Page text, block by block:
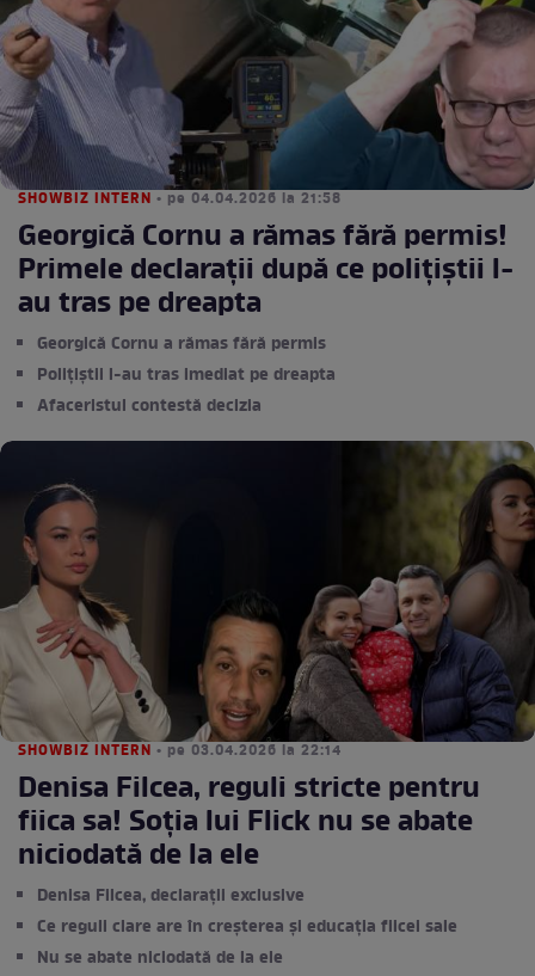
SHOWBIZ INTERN • pe 04.04.2026 la 21:58
Georgică Cornu a rămas fără permis!
Primele declarații după ce polițiștii l-
au tras pe dreapta
Georgică Cornu a rămas fără permis
Polițiștii l-au tras imediat pe dreapta
Afaceristul contestă decizia
SHOWBIZ INTERN • pe 03.04.2026 la 22:14
Denisa Filcea, reguli stricte pentru
fiica sa! Soția lui Flick nu se abate
niciodată de la ele
Denisa Filcea, declarații exclusive
Ce reguli clare are în creșterea și educația fiicei sale
Nu se abate niciodată de la ele